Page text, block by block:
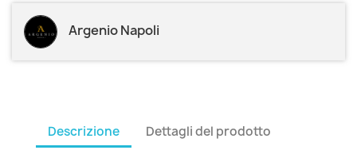
Argenio Napoli
Descrizione Dettagli del prodotto